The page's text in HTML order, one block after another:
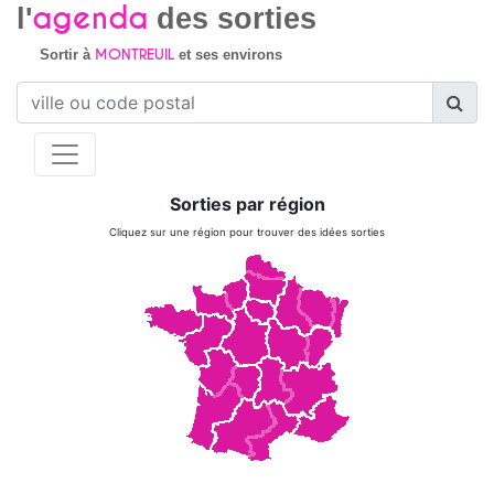
l'agenda des sorties
Sortir à MONTREUILet ses environs
Sorties par région
Cliquez sur une région pour trouver des idées sorties